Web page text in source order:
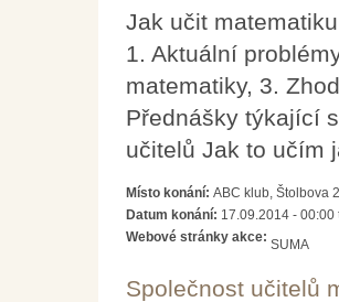
Jak učit
1. Aktuální
matematiky, 3.
Přednášky týkající
učitelů Jak to učím
Místo konání: ABC klub, Štolbova
Datum konání: 17.09.2014 - 00:00
Webové stránky akce:
SUMA
Společnost učitelů